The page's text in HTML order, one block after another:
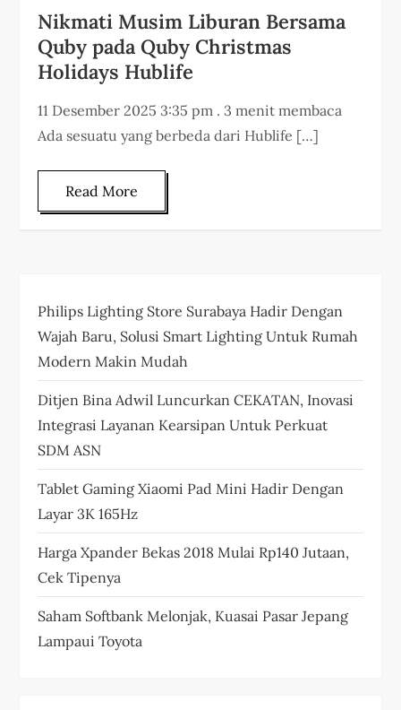
Nikmati Musim Liburan Bersama
Quby pada Quby Christmas
Holidays Hublife
11 Desember 2025 3:35 pm . 3 menit membaca
Ada sesuatu yang berbeda dari Hublife […]
Read More
Philips Lighting Store Surabaya Hadir Dengan
Wajah Baru, Solusi Smart Lighting Untuk Rumah
Modern Makin Mudah
Ditjen Bina Adwil Luncurkan CEKATAN, Inovasi
Integrasi Layanan Kearsipan Untuk Perkuat
SDM ASN
Tablet Gaming Xiaomi Pad Mini Hadir Dengan
Layar 3K 165Hz
Harga Xpander Bekas 2018 Mulai Rp140 Jutaan,
Cek Tipenya
Saham Softbank Melonjak, Kuasai Pasar Jepang
Lampaui Toyota